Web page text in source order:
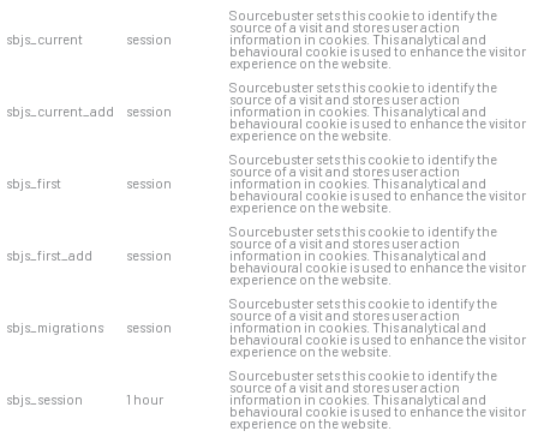
sbjs_current session
Sourcebuster sets this cookie to identify the
source of a visit and stores user action
information in cookies. This analytical and
behavioural cookie is used to enhance the visitor
experience on the website.
sbjs_current_add session
Sourcebuster sets this cookie to identify the
source of a visit and stores user action
information in cookies. This analytical and
behavioural cookie is used to enhance the visitor
experience on the website.
sbjs_first session
Sourcebuster sets this cookie to identify the
source of a visit and stores user action
information in cookies. This analytical and
behavioural cookie is used to enhance the visitor
experience on the website.
sbjs_first_add session
Sourcebuster sets this cookie to identify the
source of a visit and stores user action
information in cookies. This analytical and
behavioural cookie is used to enhance the visitor
experience on the website.
sbjs_migrations session
Sourcebuster sets this cookie to identify the
source of a visit and stores user action
information in cookies. This analytical and
behavioural cookie is used to enhance the visitor
experience on the website.
sbjs_session 1 hour
Sourcebuster sets this cookie to identify the
source of a visit and stores user action
information in cookies. This analytical and
behavioural cookie is used to enhance the visitor
experience on the website.